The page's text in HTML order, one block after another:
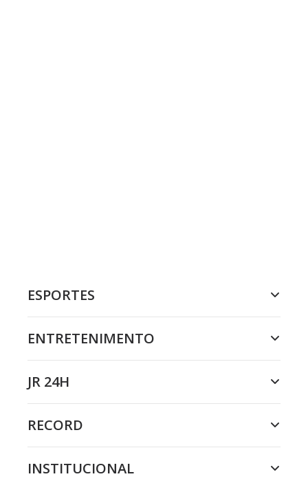
ESPORTES
ENTRETENIMENTO
JR 24H
RECORD
INSTITUCIONAL